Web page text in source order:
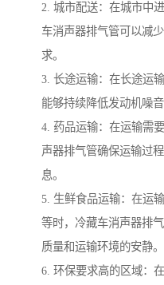
2. 城市配送：在城市中
车消声器排气管可以减
求。
3. 长途运输：在长途运
能够持续降低发动机噪
4. 药品运输：在运输需
声器排气管确保运输过
息。
5. 生鲜食品运输：在运
等时，冷藏车消声器排
质量和运输环境的安静。
6. 环保要求高的区域：